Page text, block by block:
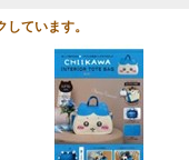
ています。